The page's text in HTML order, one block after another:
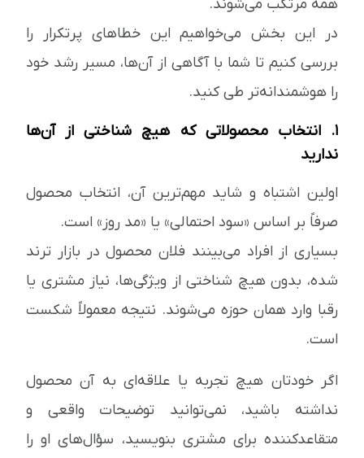
همه مرتکب می‌شوند.
در این بخش می‌خواهیم این خطاهای پرتکرار را
بررسی کنیم تا شما با آگاهی از آن‌ها، مسیر رشد خود
را هوشمندانه‌تر طی کنید.
۱. انتخاب محصولاتی که هیچ شناختی از آن‌ها
ندارید
اولین اشتباه و شاید مهم‌ترین آن، انتخاب محصول
صرفاً بر اساس «سود احتمالی» یا «مد روز» است.
بسیاری از افراد می‌بینند فلان محصول در بازار ترند
شده، بدون هیچ شناختی از ویژگی‌ها، نیاز مشتری یا
رقبا وارد همان حوزه می‌شوند. نتیجه معمولاً شکست
است.
اگر خودتان هیچ تجربه یا علاقه‌ای به آن محصول
نداشته باشید، نمی‌توانید توضیحات واقعی و
متقاعدکننده برای مشتری بنویسید، سؤال‌های او را